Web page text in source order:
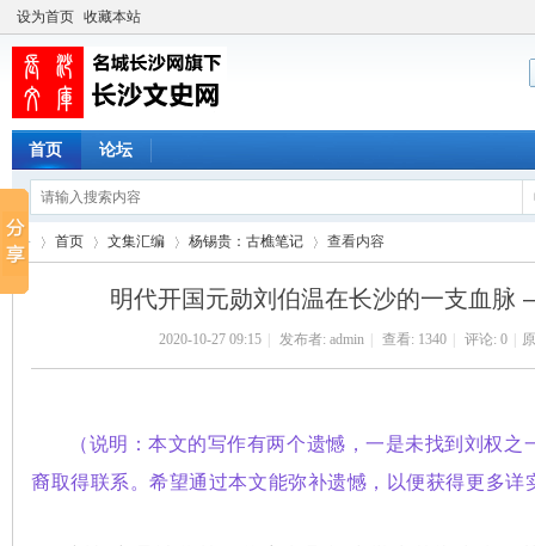
设为首页 收藏本站
首页 论坛
首页 文集汇编
›
杨锡贵：古樵笔记
›
查看内容
明代开国元勋刘伯温在长沙的一支血
2020-10-27 09:15 发布者: admin 查看: 1340 评论: 0
（说明：本文的写作有两个遗憾，一是未找到刘权
裔取得联系。希望通过本文能弥补遗憾，以便获得更多详